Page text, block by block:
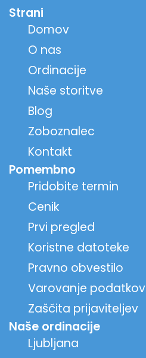
Strani
Domov
O nas
Ordinacije
Naše storitve
Blog
Zoboznalec
Kontakt
Pomembno
Pridobite termin
Cenik
Prvi pregled
Koristne datoteke
Pravno obvestilo
Varovanje podatkov
Zaščita prijaviteljev
Naše ordinacije
Ljubljana